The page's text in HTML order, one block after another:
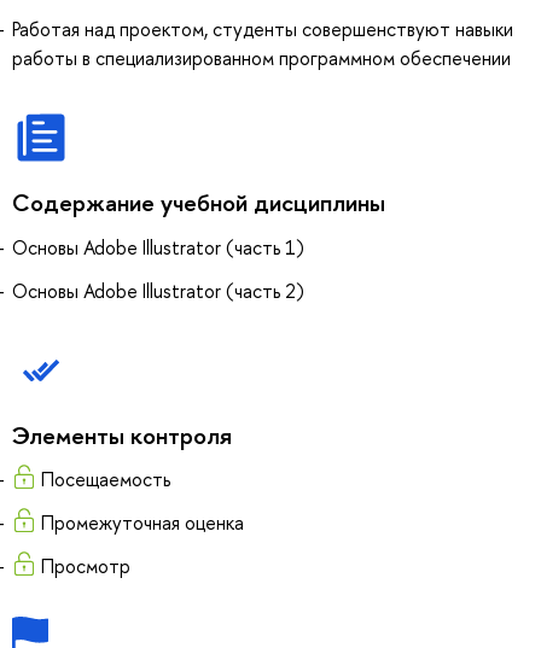
Работая над проектом, студенты совершенствуют навыки
работы в специализированном программном обеспечении
Содержание учебной дисциплины
Основы Adobe Illustrator (часть 1)
Основы Adobe Illustrator (часть 2)
Элементы контроля
Посещаемость
Промежуточная оценка
Просмотр